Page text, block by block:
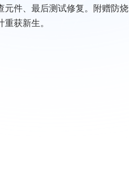
元件、最后测试修复。附赠防烧
获新生。